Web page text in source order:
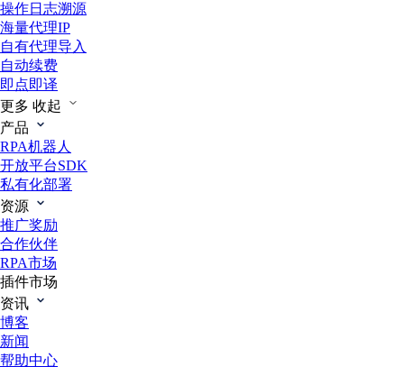
操作日志溯源
海量代理IP
自有代理导入
自动续费
即点即译
更多 收起
产品
RPA机器人
开放平台SDK
私有化部署
资源
推广奖励
合作伙伴
RPA市场
插件市场
资讯
博客
新闻
帮助中心